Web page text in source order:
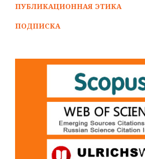
ПУБЛИКАЦИОННАЯ ЭТИКА
ПОДПИСКА